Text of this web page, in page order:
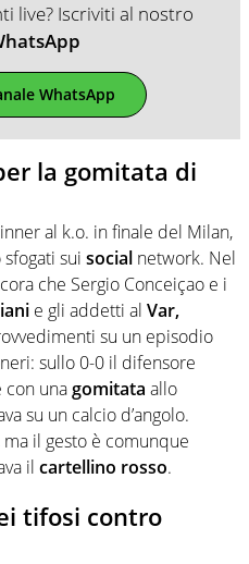
live? Iscriviti al nostro
WhatsApp
la gomitata di
al k.o. in finale del Milan,
sui social network. Nel
che Sergio Conceiçao e i
e gli addetti al Var,
su un episodio
sullo 0-0 il difensore
con unagomitata allo
su un calcio d’angolo.
ma il gesto è comunque
il cartellino rosso.
tifosi contro